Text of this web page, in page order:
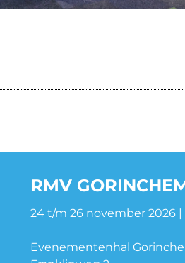
RMV
24 t/m 26 november 2026 |
Evenementenhal